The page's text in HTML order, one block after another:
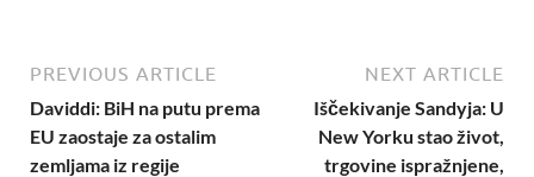
PREVIOUS ARTICLE
Daviddi: BiH na putu prema
EU zaostaje za ostalim
zemljama iz regije
NEXT ARTICLE
Iščekivanje Sandyja: U
New Yorku stao život,
trgovine ispražnjene,